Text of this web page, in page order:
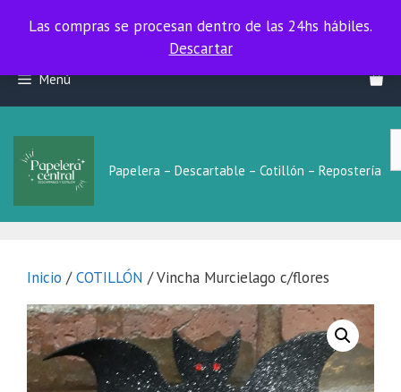
Las compras se procesan dentro de las 24hs hábiles.
Las compras se procesan dentro de las 24hs hábiles.
Descartar
contenido
Menú
Papelera – Descartable – Cotillón – Repostería
Inicio /COTILLÓN / Vincha Murcielago c/flores